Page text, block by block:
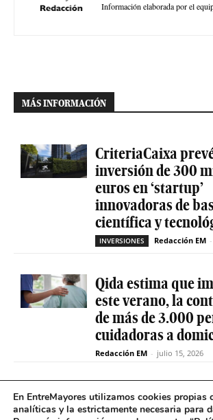
Información elaborada por el
MÁS INFORMACIÓN
CriteriaCaixa
inversión de 300
euros en ‘startup’
innovadoras de
científica y
INVERSIONES Redacción EM -
Qida estima que
este verano, la
de más de 3.000
cuidadoras a
Redacción EM - julio 15, 2026
La sociedad de
Axis invertirá
En EntreMayores utilizamos cookies propias
analíticas y la estrictamente necesaria para